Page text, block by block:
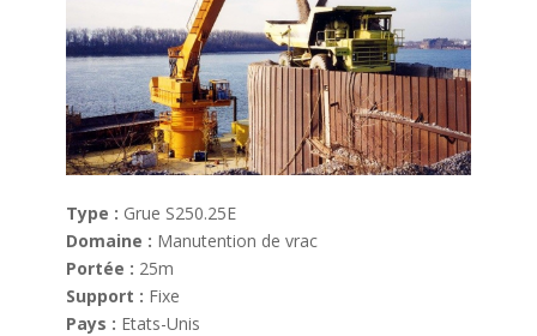
Type : Grue S250.25E
Domaine : Manutention de vrac
Portée : 25m
Support : Fixe
Pays : Etats-Unis